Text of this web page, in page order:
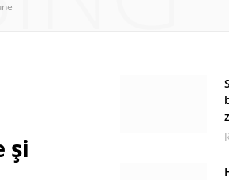
și